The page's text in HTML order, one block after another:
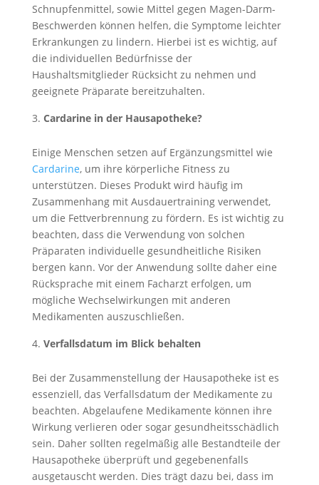
Schnupfenmittel, sowie Mittel gegen Magen-Darm-
Beschwerden können helfen, die Symptome leichter
Erkrankungen zu lindern. Hierbei ist es wichtig, auf
die individuellen Bedürfnisse der
Haushaltsmitglieder Rücksicht zu nehmen und
geeignete Präparate bereitzuhalten.
Cardarine in der Hausapotheke?
Einige Menschen setzen auf Ergänzungsmittel wie
Cardarine, um ihre körperliche Fitness zu
unterstützen. Dieses Produkt wird häufig im
Zusammenhang mit Ausdauertraining verwendet,
um die Fettverbrennung zu fördern. Es ist wichtig zu
beachten, dass die Verwendung von solchen
Präparaten individuelle gesundheitliche Risiken
bergen kann. Vor der Anwendung sollte daher eine
Rücksprache mit einem Facharzt erfolgen, um
mögliche Wechselwirkungen mit anderen
Medikamenten auszuschließen.
Verfallsdatum im Blick behalten
Bei der Zusammenstellung der Hausapotheke ist es
essenziell, das Verfallsdatum der Medikamente zu
beachten. Abgelaufene Medikamente können ihre
Wirkung verlieren oder sogar gesundheitsschädlich
sein. Daher sollten regelmäßig alle Bestandteile der
Hausapotheke überprüft und gegebenenfalls
ausgetauscht werden. Dies trägt dazu bei, dass im